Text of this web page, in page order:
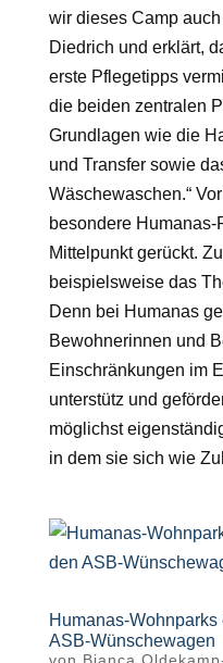
wir dieses Camp
Diedrich und erklärt,
erste Pflegetipps
die beiden zentralen
Grundlagen wie die
und Transfer sowie
Wäschewaschen.“
besondere
Mittelpunkt gerückt.
beispielsweise das
Denn bei Humanas
Bewohnerinnen und
Einschränkungen im
unterstütz und
möglichst
in dem sie sich wie
Humanas-
ASB-Wünschewagen
von Bianca